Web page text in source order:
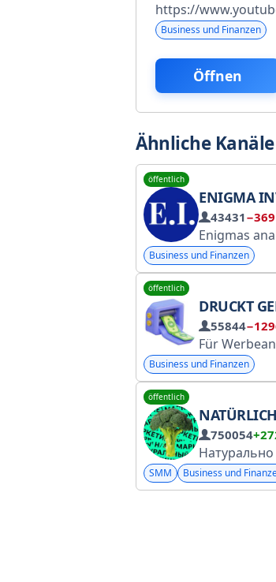
https://
Business und Finanzen
Öffnen
Ähnliche Kanäle
öffentlich
ENIGMA
43431−369
Enigmas analytischer Nachrichtenkanal Enigma.ir. Um mit der Gruppe in
Business und Finanzen
öffentlich
DRUCKT
55844
Für Werbeanfragen DM an
Business und Finanzen
öffentlich
750054
SMM Business und